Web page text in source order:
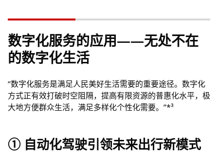
数字化服务的应用——无处不在
的数字化生活
“数字化服务是满足人民美好生活需要的重要途径。数字化
方式正有效打破时空阻隔，提高有限资源的普惠化水平，极
大地方便群众生活，满足多样化个性化需要。”*³
① 自动化驾驶引领未来出行新模式